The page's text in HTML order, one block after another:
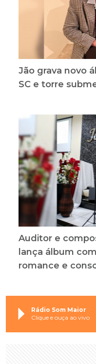
Jão grava novo
SC e torre
Auditor e
lança álbum
romance e
Rádio Som Maior
Clique e ouça ao vivo